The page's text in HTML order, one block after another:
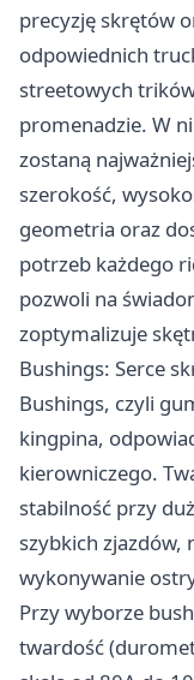
precyzję skrętów
odpowiednich
streetowych
promenadzie. W
zostaną
szerokość,
geometria oraz
potrzeb każdego
pozwoli na
zoptymalizuje
Bushings: Serce
Bushings, czyli
kingpina,
kierowniczego.
stabilność przy
szybkich zjazdów,
wykonywanie
Przy wyborze
twardość